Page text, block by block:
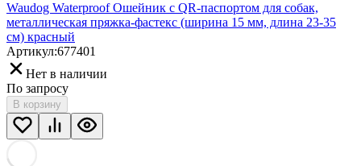
Waudog Waterproof Ошейник с QR-паспортом для собак,
металлическая пряжка-фастекс (ширина 15 мм, длина 23-35
см) красный
Артикул:677401
Нет в наличии
По запросу
В корзину